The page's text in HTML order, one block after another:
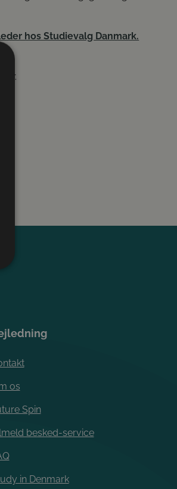
hos Studievalg Danmark.
os
Spin
besked-service
in Denmark